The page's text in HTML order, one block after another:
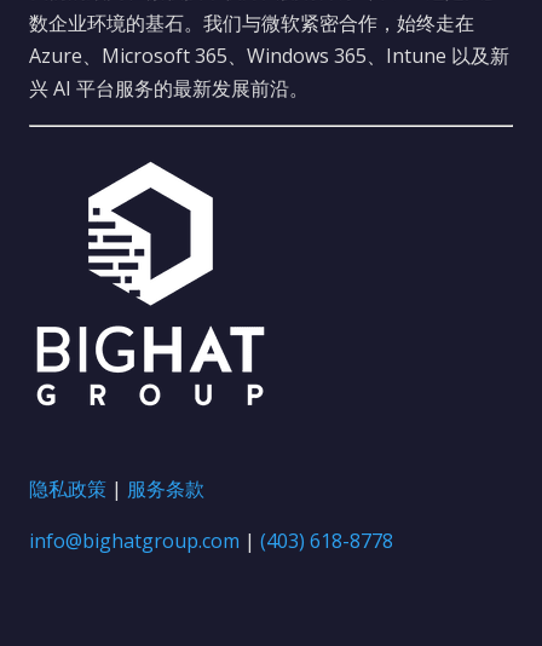
数企业环境的基石。我们与微软紧密合作，始终走在
Azure、Microsoft 365、Windows 365、Intune 以及新
兴 AI 平台服务的最新发展前沿。
隐私政策 | 服务条款
info@bighatgroup.com | (403) 618-8778